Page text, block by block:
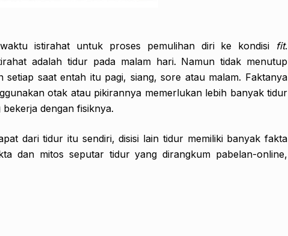
istirahat untuk proses pemulihan diri ke kondisi fit.
adalah tidur pada malam hari. Namun tidak menutup
setiap saat entah itu pagi, siang, sore atau malam. Faktanya
otak atau pikirannya memerlukan lebih banyak tidur
dengan fisiknya.
dari tidur itu sendiri, disisi lain tidur memiliki banyak fakta
dan mitos seputar tidur yang dirangkum pabelan-online,